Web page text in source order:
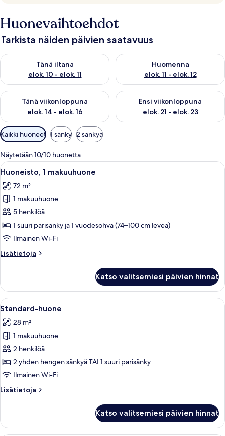
Huonevaihtoehdot
Tarkista näiden päivien saatavuus
Tänä iltana
elok. 10 - elok. 11
Tarkista tämän illan saatavuus elok. 10 - elok. 11
Huomenna
elok. 11 - elok. 12
Tarkista huomisen saatavuus
Tänä viikonloppuna
elok. 14 - elok. 16
Tarkista tämän viikonlopun saatavuus elok. 14 - elok. 16
Ensi viikonloppuna
elok. 21 - elok. 23
Tarkista ensi viikonlopun
Huoneille
saatavilla
olevia
suodattimia
Kaikki huoneet 1 sänky 2 sänkyä
Näytetään 10/10 huonetta
Avaa
kaikki
huonetyypin
Huoneisto,
1
makuuhuone
kuvat
Moderni hotellihuone, jossa on
15
Huoneisto, 1 makuuhuone
72 m²
1 makuuhuone
5 henkilöä
1 suuri parisänky ja 1 vuodesohva (74–100 cm leveä)
Ilmainen Wi-Fi
Lisätietoja
Lisätietoja
makuuhuone
Katso valitsemiesi päivien hinnat
Avaa
kaikki
huonetyypin
Standard-
huone
kuvat
Hotellihuone, jossa on kaksi
8
Standard-huone
28 m²
1 makuuhuone
2 henkilöä
2 yhden hengen sänkyä TAI 1 suuri parisänky
Ilmainen Wi-Fi
Lisätietoja
Lisätietoja
Katso valitsemiesi päivien hinnat